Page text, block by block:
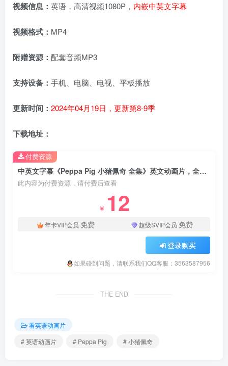
视频信息： 英语，高清视频1080P， 内嵌中英文字幕
视频格式： MP4
附赠资源： 配套音频MP3
支持设备： 手机、电脑、电视、平板播放
更新时间： 2024年04月19日，更新第8-9季
下载地址：
中英文字幕《Peppa Pig 小猪佩奇 全集》英文动画片，全1-9季共415集，1080P高清视频，带配套音频MP3，百度云网盘下载！
此内容为付费资源，请付费后查看
￥ 12
年卡VIP会员 免费 超级SVIP会员 免费
登录购买
如果碰到问题，请联系我们QQ客服：3563587956
付费资源
THE END
看英语动画片
# 英语动画片
# Peppa Pig # 小猪佩奇